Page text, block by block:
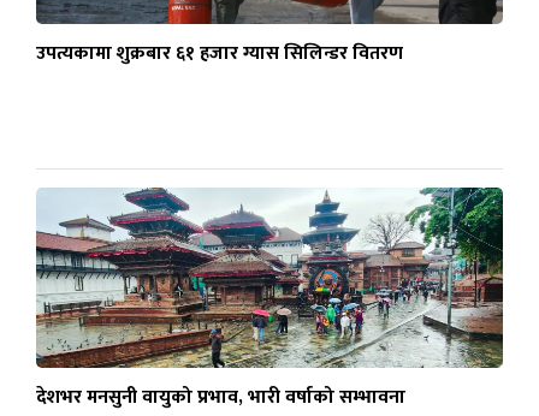
उपत्यकामा शुक्रबार ६१ हजार ग्यास सिलिन्डर वितरण
देशभर मनसुनी वायुको प्रभाव, भारी वर्षाको सम्भावना